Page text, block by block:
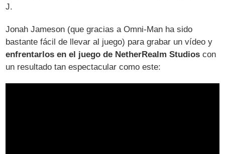
J.
Jonah Jameson (que gracias a Omni-Man ha sido
bastante fácil de llevar al juego) para grabar un vídeo y
enfrentarlos en el juego de NetherRealm Studios con
un resultado tan espectacular como este: